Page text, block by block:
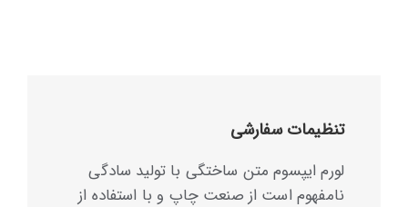
تنظیمات سفارشی
لورم ایپسوم متن ساختگی با تولید سادگی
نامفهوم است از صنعت چاپ و با استفاده از